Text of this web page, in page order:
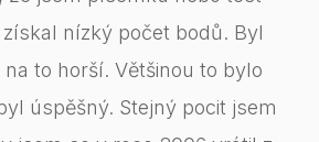
nízký počet bodů. Byl
to horší. Většinou to bylo
úspěšný. Stejný pocit jsem